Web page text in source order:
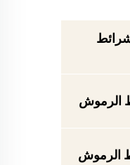
الرموش
الرموش